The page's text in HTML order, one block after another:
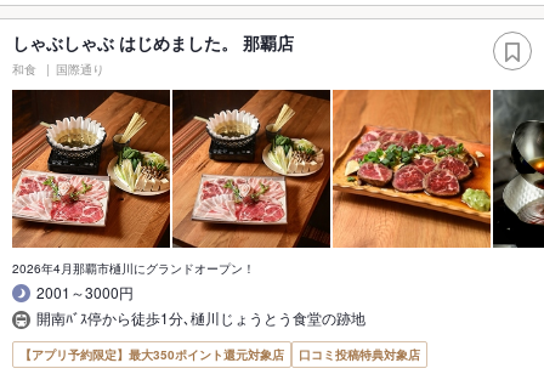
しゃぶしゃぶ はじめました。 那覇店
和食 国際通り
2026年4月那覇市樋川にグランドオープン！
2001～3000円
開南ﾊﾞｽ停から徒歩1分､樋川じょうとう食堂の跡地
【アプリ予約限定】最大350ポイント還元対象店 口コミ投稿特典対象店